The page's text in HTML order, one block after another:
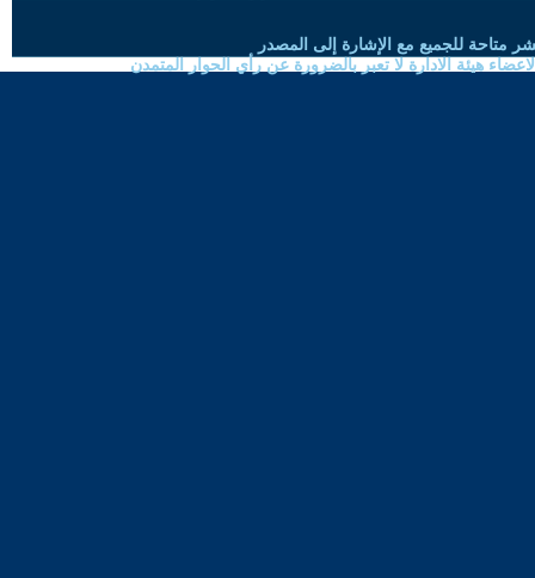
متاحة للجميع مع الإشارة إلى المصدر
هيئة الادارة لا تعبر بالضرورة عن رأي الحوار المتمدن